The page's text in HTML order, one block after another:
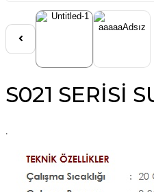
S021 SERİSİ
.